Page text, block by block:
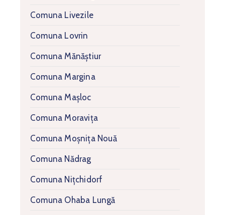
Comuna Livezile
Comuna Lovrin
Comuna Mănăștiur
Comuna Margina
Comuna Mașloc
Comuna Moravița
Comuna Moșnița Nouă
Comuna Nădrag
Comuna Nițchidorf
Comuna Ohaba Lungă